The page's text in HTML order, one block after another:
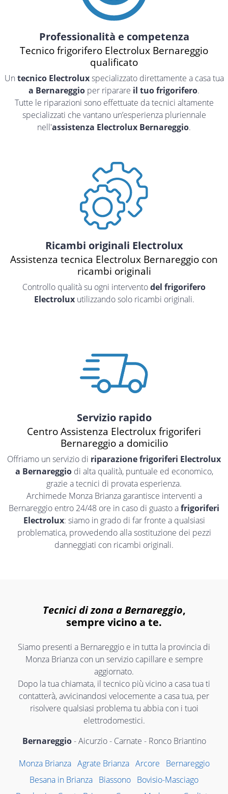
Professionalità e competenza
Tecnico frigorifero Electrolux Bernareggio
qualificato
Un tecnico Electroluxspecializzato direttamente a casa tua
a Bernareggio per riparare il tuo frigorifero.
Tutte le riparazioni sono effettuate da tecnici altamente
specializzati che vantano un’esperienza pluriennale
nell'assistenza Electrolux Bernareggio.
Ricambi originali Electrolux
Assistenza tecnica Electrolux Bernareggio con
ricambi originali
Controllo qualità su ogni interventodel frigorifero
Electroluxutilizzando solo ricambi originali.
Servizio rapido
Centro Assistenza Electrolux frigoriferi
Bernareggio a domicilio
Offriamo un servizio di riparazione frigoriferi Electrolux
a Bernareggiodi alta qualità, puntuale ed economico,
grazie a tecnici di provata esperienza.
Archimede Monza Brianza garantisce interventi a
Bernareggio entro 24/48 ore in caso di guasto afrigoriferi
Electrolux: siamo in grado di far fronte a qualsiasi
problematica, provvedendo alla sostituzione dei pezzi
danneggiati con ricambi originali.
Tecnici di zona a Bernareggio,
sempre vicino a te.
Siamo presenti a Bernareggio e in tutta la provincia di
Monza Brianza con un servizio capillare e sempre
aggiornato.
Dopo la tua chiamata, il tecnico più vicino a casa tua ti
contatterà, avvicinandosi velocemente a casa tua, per
risolvere qualsiasi problema tu abbia con i tuoi
elettrodomestici.
Bernareggio- Aicurzio - Carnate - Ronco Briantino
Monza Brianza Agrate Brianza Arcore
Bernareggio
Besana in Brianza Biassono Bovisio-Masciago